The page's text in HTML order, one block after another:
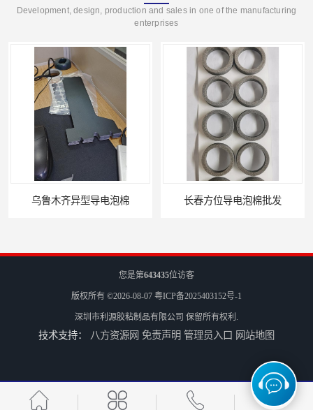
Development, design, production and sales in one of the manufacturing
enterprises
长春方位导电泡棉批发 沈阳硅胶橡垫定制
贵阳硅胶垫片厂家
您是第643435位访客
版权所有 ©2026-08-07 粤ICP备2025403152号-1
深圳市利源胶粘制品有限公司 保留所有权利.
技术支持： 八方资源网 免责声明 管理员入口 网站地图